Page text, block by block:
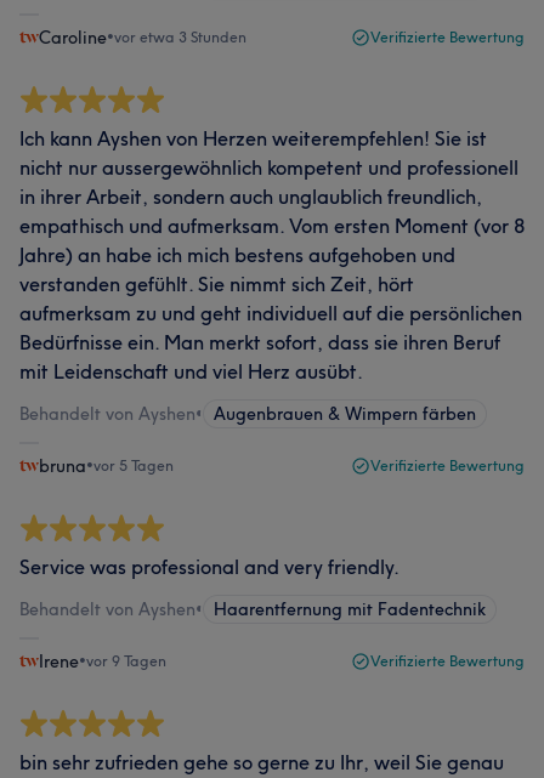
Caroline•vor etwa 3 Stunden Verifizierte Bewertung
Ich kann Ayshen von Herzen weiterempfehlen! Sie ist
nicht nur aussergewöhnlich kompetent und professionell
in ihrer Arbeit, sondern auch unglaublich freundlich,
empathisch und aufmerksam. Vom ersten Moment (vor 8
Jahre) an habe ich mich bestens aufgehoben und
verstanden gefühlt. Sie nimmt sich Zeit, hört
aufmerksam zu und geht individuell auf die persönlichen
Bedürfnisse ein. Man merkt sofort, dass sie ihren Beruf
mit Leidenschaft und viel Herz ausübt.
Behandelt von Ayshen• Augenbrauen & Wimpern färben
bruna•vor 5 Tagen Verifizierte Bewertung
Service was professional and very friendly.
Behandelt von Ayshen• Haarentfernung mit Fadentechnik
Irene•vor 9 Tagen Verifizierte Bewertung
bin sehr zufrieden gehe so gerne zu Ihr, weil Sie genau